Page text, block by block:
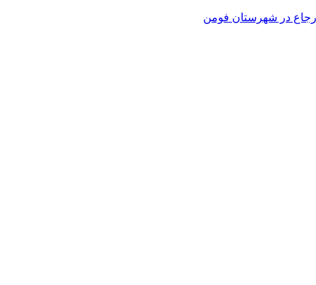
ارجاع در شهرستان فومن